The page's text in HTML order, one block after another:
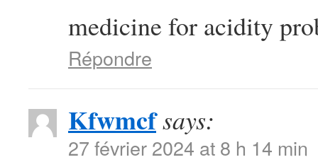
medicine for acidity
Répondre
Kfwmcfsays:
27 février 2024 at 8 h 14 min